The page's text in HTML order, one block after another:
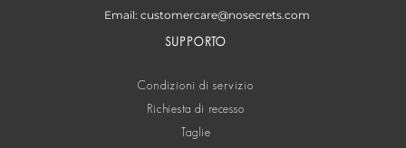
Email: customercare@nosecrets.com
SUPPORTO
Condizioni di servizio
Richiesta di recesso
Taglie